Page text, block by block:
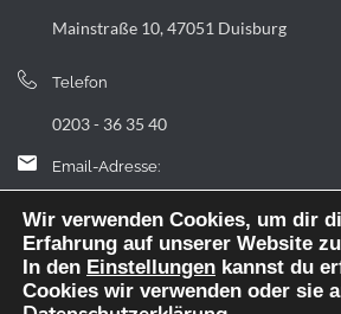
Mainstraße 10, 47051 Duisburg
Telefon
0203 - 36 35 40
Email-Adresse:
landfermann.gymnasium[at]stadt-
Wir verwenden Cookies, um dir
Erfahrung auf unserer Website
In den Einstellungen kannst du
Cookies wir verwenden oder sie